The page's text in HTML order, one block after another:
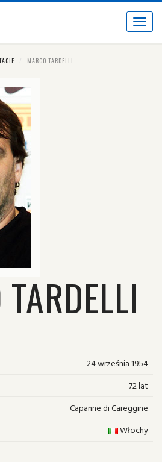
Toggle
MARCO TARDELLI
24 września 1954
72 lat
Capanne di Careggine
Włochy